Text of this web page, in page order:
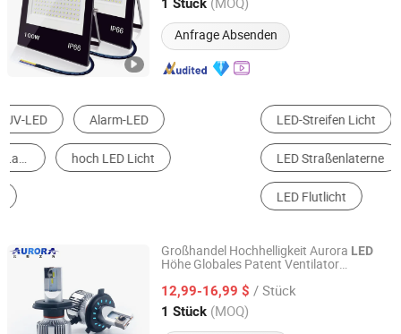
1 Stück
Anfrage Absenden
LED-Streifen Licht
LED Straßenlaterne SMD LED
Großhandel Hochhelligkeit Aurora LED
Höhe Globales Patent Ventilator
12,99-16,99 $ / Stück
1 Stück (MOQ)
Shenzhen Aurora Technology Limited
Guangdong, China Seit 2020